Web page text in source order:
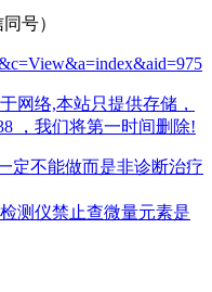
号）
网络,本站只提供存储，
，我们将第一时间删除!
定不能做而是非诊断治疗
测仪禁止查微量元素是